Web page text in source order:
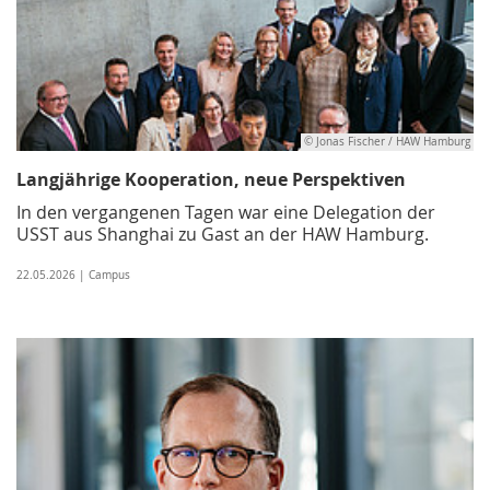
© Jonas Fischer / HAW Hamburg
Langjährige Kooperation, neue Perspektiven
In den vergangenen Tagen war eine Delegation der
USST aus Shanghai zu Gast an der HAW Hamburg.
22.05.2026 | Campus